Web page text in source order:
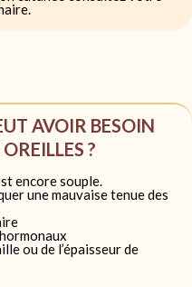
AVOIR BESOIN
?
encore souple.
une mauvaise tenue des
ou de l’épaisseur de